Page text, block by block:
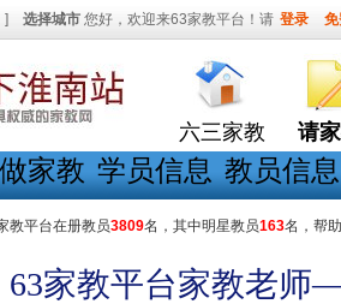
] 选择城市 您好，欢迎来63家教平台！请 登录
六三家教 请
做家教 学员信息 教员信息
教平台在册教员3809名，其中明星教员163名，帮助
63家教平台家教老师